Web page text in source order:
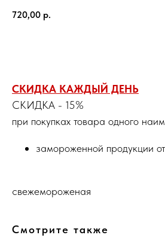
720,00 р.
СКИДКА КАЖДЫЙ ДЕНЬ
СКИДКА - 15%
при покупках товара одного
замороженной продукции
свежемороженая
Смотрите также